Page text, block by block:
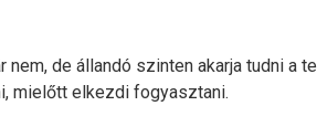
de állandó szinten akarja tudni a
mielőtt elkezdi fogyasztani.